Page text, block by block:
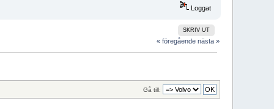
Loggat
SKRIV UT
« föregående nästa »
Gå till: